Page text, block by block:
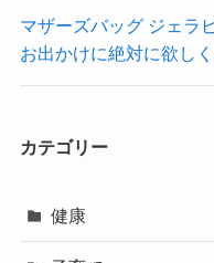
マザーズバッグ ジェラ
お出かけに絶対に欲し
カテゴリー
健康